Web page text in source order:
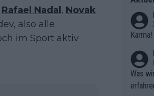
Rafael Nadal, Novak
also alle
im Sport aktiv
Karma!
Was